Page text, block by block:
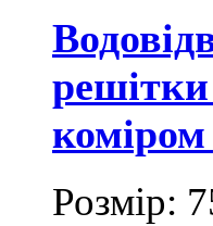
коміром
Розмір: